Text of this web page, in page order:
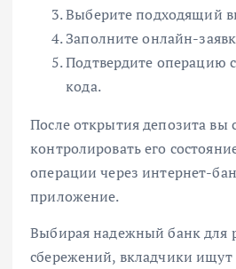
Выберите подходящий
Заполните онлайн-
Подтвердите операцию
кода.
После открытия депозита вы
контролировать его
операции через интернет-
приложение.
Выбирая надежный банк для
сбережений, вкладчики